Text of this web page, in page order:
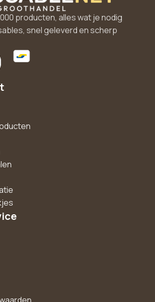
producten, alles wat je nodig
snel geleverd en scherp